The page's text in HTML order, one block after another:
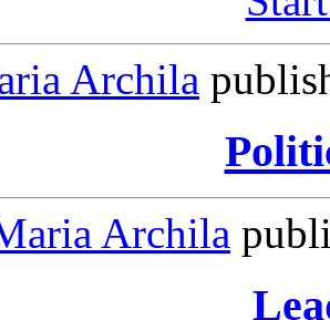
Archila
Archila